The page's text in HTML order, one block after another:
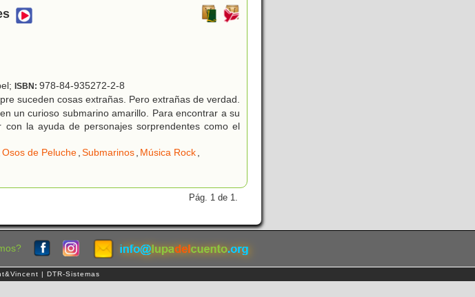
ISBN: 978-84-935272-2-8
suceden cosas extrañas. Pero extrañas de verdad.
un curioso submarino amarillo. Para encontrar a su
la ayuda de personajes sorprendentes como el
Osos de Peluche,Submarinos, Música Rock,
Pág. 1 de 1.
| DTR-Sistemas